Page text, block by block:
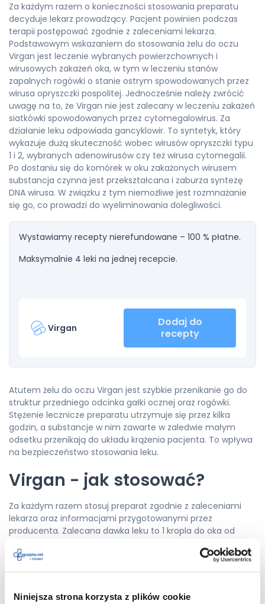
Niniejsza strona korzysta z plików cookie
Za każdym razem o konieczności stosowania preparatu
decyduje lekarz prowadzący. Pacjent powinien podczas
terapii postępować zgodnie z zaleceniami lekarza.
Podstawowym wskazaniem do stosowania żelu do oczu
Virgan jest leczenie wybranych powierzchownych i
wirusowych zakażeń oka, w tym w leczeniu stanów
zapalnych rogówki o stanie ostrym spowodowanych przez
wirusa opryszczki pospolitej. Jednocześnie należy zwrócić
uwagę na to, że Virgan nie jest zalecany w leczeniu zakażeń
siatkówki spowodowanych przez cytomegalowirus. Za
działanie leku odpowiada gancyklowir. To syntetyk, który
wykazuje dużą skuteczność wobec wirusów opryszczki typu
1 i 2, wybranych adenowirusów czy też wirusa cytomegalii.
Po dostaniu się do komórek w oku zakażonych wirusem
substancja czynna jest przekształcana i zaburza syntezę
DNA wirusa. W związku z tym niemożliwe jest rozmnażanie
się go, co prowadzi do wyeliminowania dolegliwości.
Wystawiamy recepty nierefundowane – 100 % płatne.
Maksymalnie 4 leki na jednej recepcie.
Virgan
Dodaj do
recepty
Atutem żelu do oczu Virgan jest szybkie przenikanie go do
struktur przedniego odcinka gałki ocznej oraz rogówki.
Stężenie lecznicze preparatu utrzymuje się przez kilka
godzin, a substancje w nim zawarte w zaledwie małym
odsetku przenikają do układu krążenia pacjenta. To wpływa
na bezpieczeństwo stosowania leku.
Virgan - jak stosować?
Za każdym razem stosuj preparat zgodnie z zaleceniami
lekarza oraz informacjami przygotowanymi przez
producenta. Zalecana dawka leku to 1 kropla do oka od
rodzaju i stopnia zakażenia. Czas trwania leczenia zwykle
ręce. Następnie patrząc do góry, odchyl dolną powiekę na